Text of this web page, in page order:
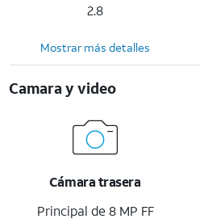
2.8
Mostrar más detalles
Camara y video
Cámara trasera
Principal de 8 MP FF